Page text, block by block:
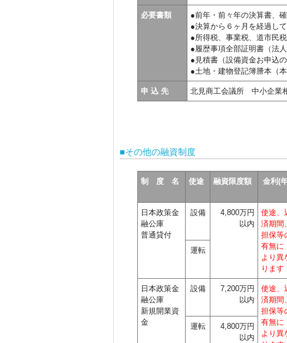
必要書類
●前年・前々年の決算書、確
●決算から６ヶ月を経過し
●所得税、事業税、道市民
●履歴事項全部証明書（法人
●見積書（設備資金お申込の
●土地・建物登記簿謄本（
申 込 先 北見商工会議所 中小企
■その他の融資制度
制 度 名 使途 融資限度額 金利(
日本政策金
融公庫
普通貸付
設備
4,800万円
以内
使途、
済期間、
担保等
有無に
より異
ります
運転
日本政策金
融公庫
新規開業資
金
設備
7,200万円
以内
使途、
済期間、
担保等
有無に
より異
運転
4,800万円
以内